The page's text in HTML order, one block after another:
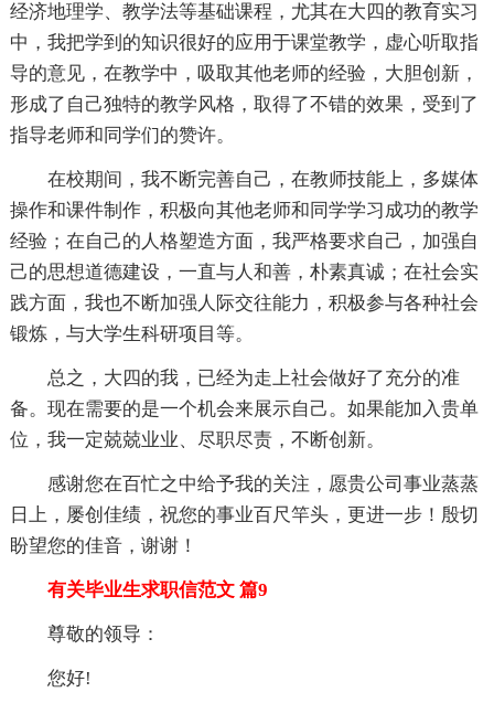
经济地理学、教学法等基础课程，尤其在大四的教育实习
中，我把学到的知识很好的应用于课堂教学，虚心听取指
导的意见，在教学中，吸取其他老师的经验，大胆创新，
形成了自己独特的教学风格，取得了不错的效果，受到了
指导老师和同学们的赞许。
在校期间，我不断完善自己，在教师技能上，多媒体
操作和课件制作，积极向其他老师和同学学习成功的教学
经验；在自己的人格塑造方面，我严格要求自己，加强自
己的思想道德建设，一直与人和善，朴素真诚；在社会实
践方面，我也不断加强人际交往能力，积极参与各种社会
锻炼，与大学生科研项目等。
总之，大四的我，已经为走上社会做好了充分的准
备。现在需要的是一个机会来展示自己。如果能加入贵单
位，我一定兢兢业业、尽职尽责，不断创新。
感谢您在百忙之中给予我的关注，愿贵公司事业蒸蒸
日上，屡创佳绩，祝您的事业百尺竿头，更进一步！殷切
盼望您的佳音，谢谢！
有关毕业生求职信范文 篇9
尊敬的领导：
您好!